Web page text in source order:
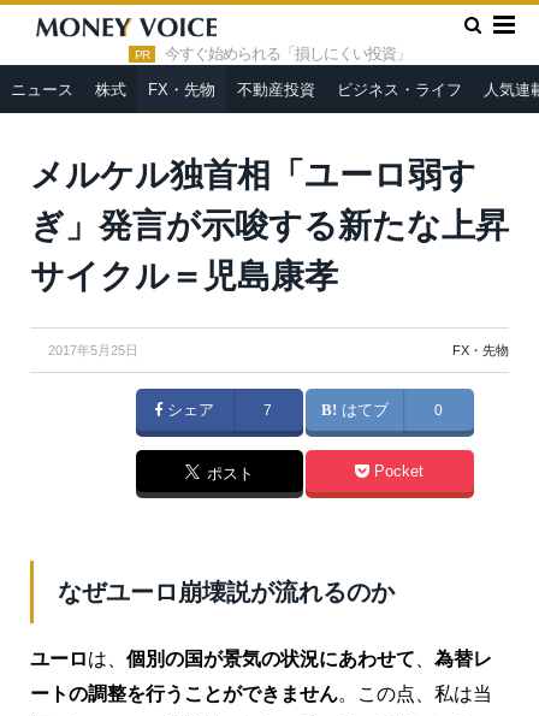
PR 今すぐ始められる「損しにくい投資」
ニュース 株式 FX・先物 不動産投資 ビジネス・ライフ 人気連
HOME » FX・先物 »
メルケル独首相「ユーロ弱すぎ」発言が
示唆する新たな上昇サイクル＝児島康孝
360b / Shutterstock.com
メルケル独首相「ユーロ弱す
ぎ」発言が示唆する新たな上昇
サイクル＝児島康孝
2017年5月25日 FX・先物
シェア 7 はてブ 0
ポスト Pocket
なぜユーロ崩壊説が流れるのか
ユーロは、 個別の国が景気の状況にあわせて
為替レ
ートの調整を行うことができません。この点、私は当